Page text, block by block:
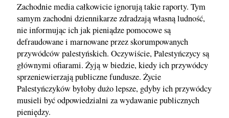
Zachodnie media całkowicie ignorują takie raporty. Tym
samym zachodni dziennikarze zdradzają własną ludność,
nie informując ich jak pieniądze pomocowe są
defraudowane i marnowane przez skorumpowanych
przywódców palestyńskich. Oczywiście, Palestyńczycy są
głównymi ofiarami. Żyją w biedzie, kiedy ich przywódcy
sprzeniewierzają publiczne fundusze. Życie
Palestyńczyków byłoby dużo lepsze, gdyby ich przywódcy
musieli być odpowiedzialni za wydawanie publicznych
pieniędzy.